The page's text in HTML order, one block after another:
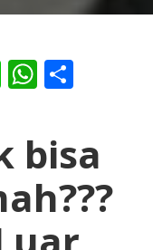
Line
bisa